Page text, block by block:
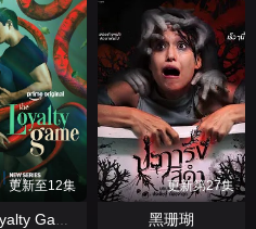
更新至12集
The Loyalty Game
更新第27集
黑珊瑚